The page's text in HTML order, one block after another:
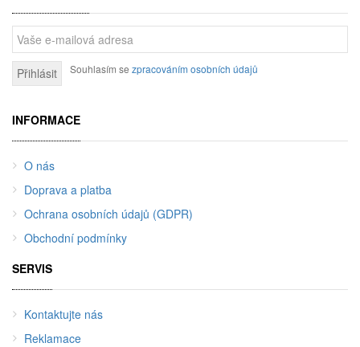
Přihlásit Souhlasím se zpracováním osobních údajů
INFORMACE
O nás
Doprava a platba
Ochrana osobních údajů (GDPR)
Obchodní podmínky
SERVIS
Kontaktujte nás
Reklamace